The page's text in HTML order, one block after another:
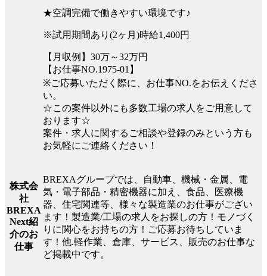
★空調完備で働きやすい環境です♪
※試用期間あり(2ヶ月)時給1,400円
【月収例】30万～32万円
【お仕事NO.1975-01】
※ご応募いただく際に、お仕事NO.をお伝えくださ
い。
☆この案件以外にも多数工場の求人をご用意して
おります☆
案件・求人に関するご相談や登録のみという方も
お気軽にご連絡ください！
株式会
社
BREXA
Next紹
介のお
仕事
BREXAグループでは、自動車、機械・金属、電
気・電子部品・精密機器に加え、食品、医療機
器、住宅関連等、様々な製造業のお仕事がござい
ます！製造業/工場の求人をお探しの方！モノづく
りに関心をお持ちの方！ご応募お待ちしていま
す！他.軽作業、倉庫、サービス、販売のお仕事な
ど掲載中です。